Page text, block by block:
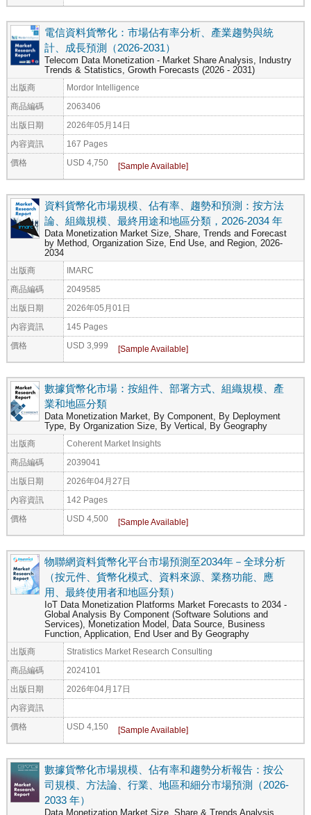
電信資料貨幣化：市場佔有率分析、產業趨勢與統
計、成長預測（2026-2031）
Telecom Data Monetization - Market Share Analysis, Industry
Trends & Statistics, Growth Forecasts (2026 - 2031)
出版商 Mordor Intelligence
商品編碼 2063406
出版日期 2026年05月14日
內容資訊 167 Pages
價格 USD 4,750
資料貨幣化市場規模、佔有率、趨勢和預測：按方法
論、組織規模、最終用途和地區分類，2026-2034 年
Data Monetization Market Size, Share, Trends and Forecast
by Method, Organization Size, End Use, and Region, 2026-
2034
出版商 IMARC
商品編碼 2049585
出版日期 2026年05月01日
內容資訊 145 Pages
價格 USD 3,999
數據貨幣化市場：按組件、部署方式、組織規模、產
業和地區分類
Data Monetization Market, By Component, By Deployment
Type, By Organization Size, By Vertical, By Geography
出版商 Coherent Market Insights
商品編碼 2039041
出版日期 2026年04月27日
內容資訊 142 Pages
價格 USD 4,500
物聯網資料貨幣化平台市場預測至2034年－全球分析
（按元件、貨幣化模式、資料來源、業務功能、應
用、最終使用者和地區分類）
IoT Data Monetization Platforms Market Forecasts to 2034 -
Global Analysis By Component (Software Solutions and
Services), Monetization Model, Data Source, Business
Function, Application, End User and By Geography
出版商 Stratistics Market Research Consulting
商品編碼 2024101
出版日期 2026年04月17日
內容資訊
價格 USD 4,150
數據貨幣化市場規模、佔有率和趨勢分析報告：按公
司規模、方法論、行業、地區和細分市場預測（2026-
2033 年）
Data Monetization Market Size, Share & Trends Analysis